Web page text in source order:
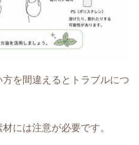
を間違えるとトラブルにつ
には注意が必要です。